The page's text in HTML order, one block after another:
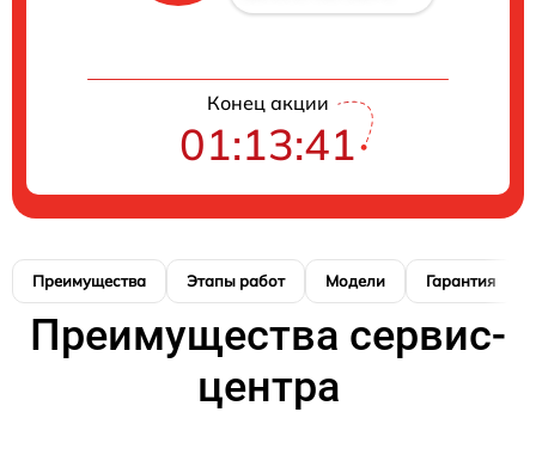
Конец акции
01:13:40
Преимущества Этапы работ Модели Гарантия
Преимущества сервис-
центра